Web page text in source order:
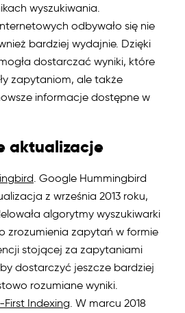
wyszukiwania.
odbywało się nie
bardziej wydajnie. Dzięki
dostarczać wyniki, które
zapytaniom, ale także
informacje dostępne w
aktualizacje
. Google Hummingbird
z września 2013 roku,
algorytmy wyszukiwarki
zrozumienia zapytań w formie
stojącej za zapytaniami
dostarczyć jeszcze bardziej
rozumiane wyniki.
Indexing . W marcu 2018